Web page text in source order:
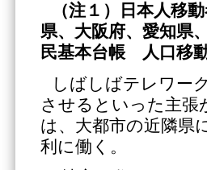
（注１）日本人移
県、大阪府、愛知県
民基本台帳 人口移
しばしばテレワー
させるといった主張
は、大都市の近隣県
利に働く。